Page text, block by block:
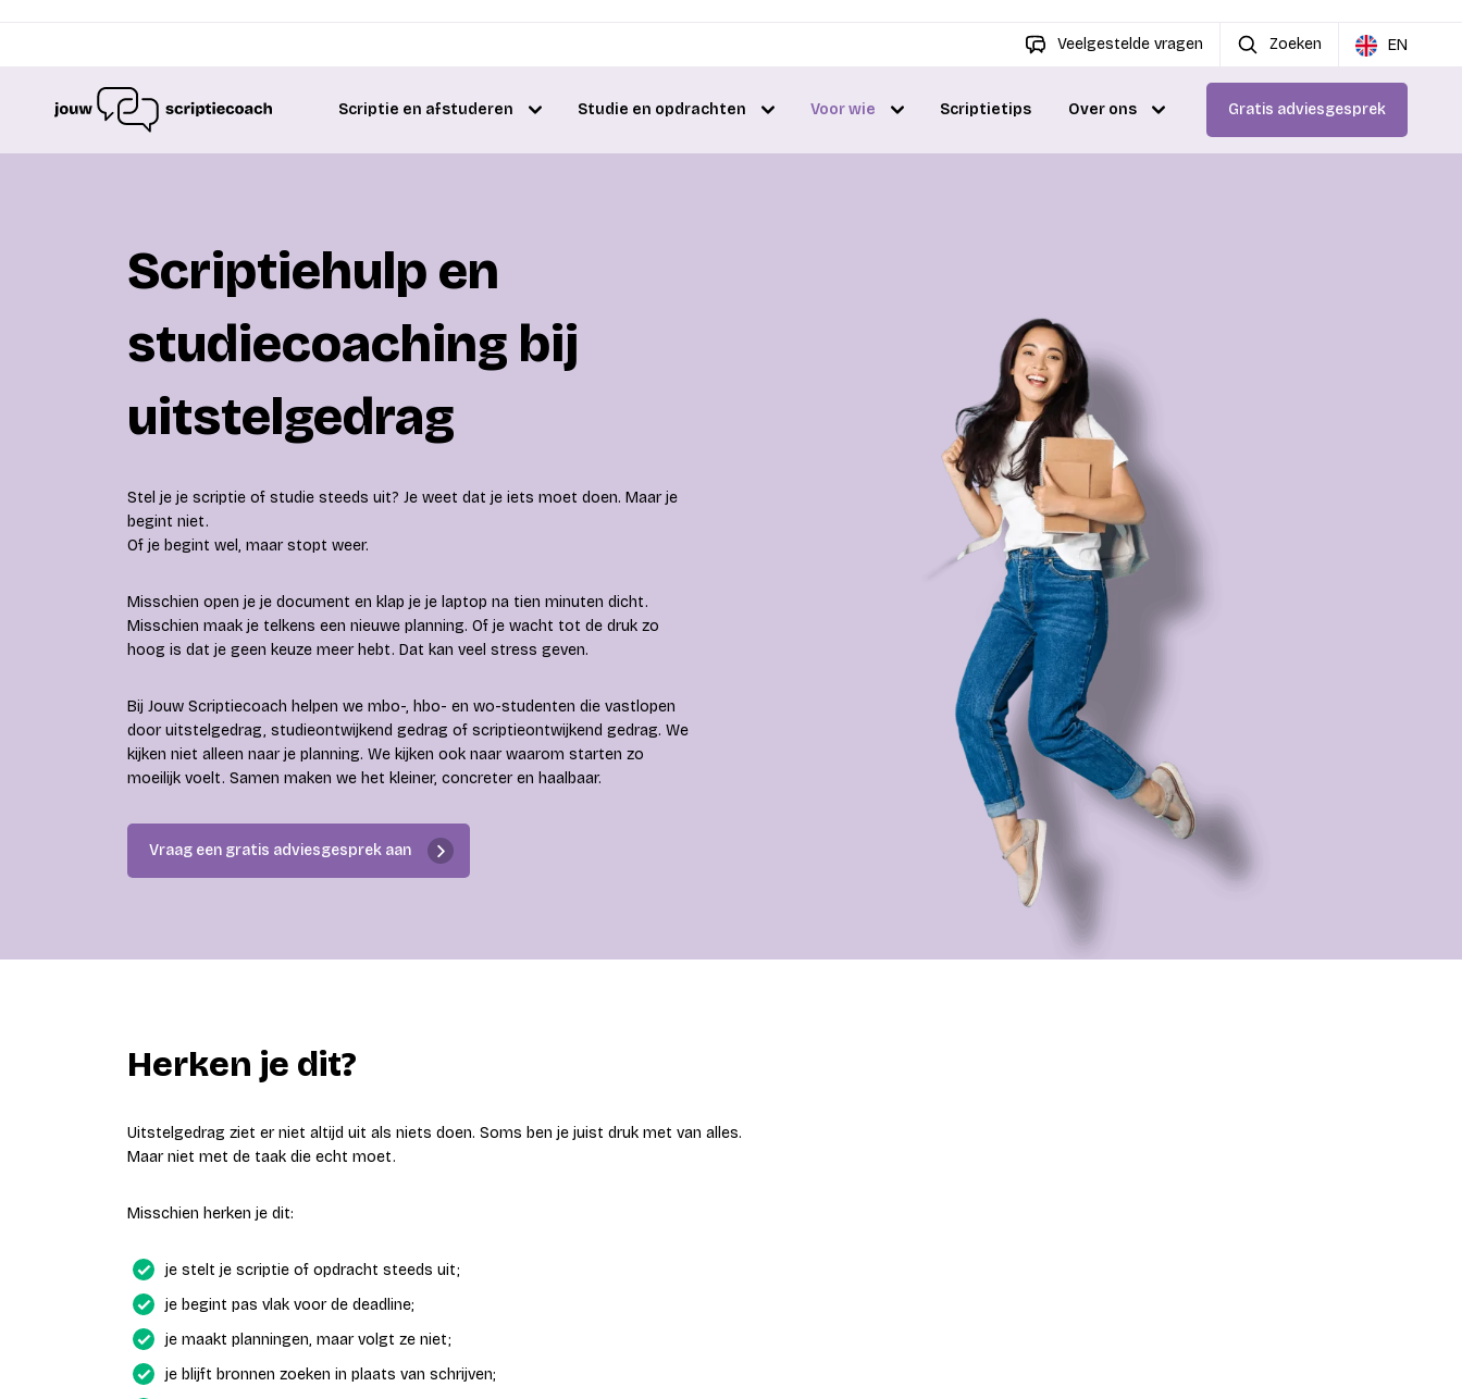
Veelgestelde vragen Zoeken EN
Scriptie en afstuderen Studie en opdrachten Voor wie Scriptietips Over ons Gratis adviesgesprek
Scriptiehulp en
studiecoaching bij
uitstelgedrag
Stel je je scriptie of studie steeds uit? Je weet dat je iets moet doen. Maar je
begint niet.
Of je begint wel, maar stopt weer.
Misschien open je je document en klap je je laptop na tien minuten dicht.
Misschien maak je telkens een nieuwe planning. Of je wacht tot de druk zo
hoog is dat je geen keuze meer hebt. Dat kan veel stress geven.
Bij Jouw Scriptiecoach helpen we mbo-, hbo- en wo-studenten die vastlopen
door uitstelgedrag, studieontwijkend gedrag of scriptieontwijkend gedrag. We
kijken niet alleen naar je planning. We kijken ook naar waarom starten zo
moeilijk voelt. Samen maken we het kleiner, concreter en haalbaar.
Vraag een gratis adviesgesprek aan
Herken je dit?
Uitstelgedrag ziet er niet altijd uit als niets doen. Soms ben je juist druk met van alles.
Maar niet met de taak die echt moet.
Misschien herken je dit:
je stelt je scriptie of opdracht steeds uit;
je begint pas vlak voor de deadline;
je maakt planningen, maar volgt ze niet;
je blijft bronnen zoeken in plaats van schrijven;